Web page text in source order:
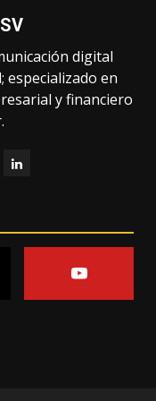
digital
especializado en
y financiero